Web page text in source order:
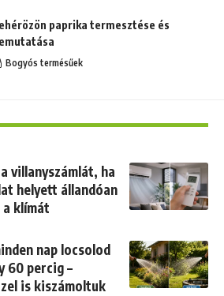
paprika termesztése és
Bogyós termésűek
villanyszámlát, ha
helyett állandóan
klímát
nap locsolod
60 percig –
is kiszámoltuk